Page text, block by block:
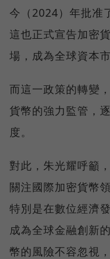
今（2024）年批准
這也正式宣告加密
場，成為全球資本
而這一政策的轉變
貨幣的強力監管，
度。
對此，朱光耀呼籲
關注國際加密貨幣
特別是在數位經濟
成為全球金融創新
幣的風險不容忽視